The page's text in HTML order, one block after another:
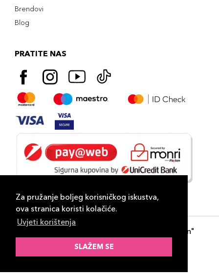
Za pružanje boljeg korisničkog iskustva,
ova stranica koristi kolačiće.
Uvjeti korištenja
SLAŽEM SE
Brendovi
Blog
PRATITE NAS
- "DP Lux Distribution"
d.o.o. Banja Luka
ID-S Consulting d.o.o. Sarajevo